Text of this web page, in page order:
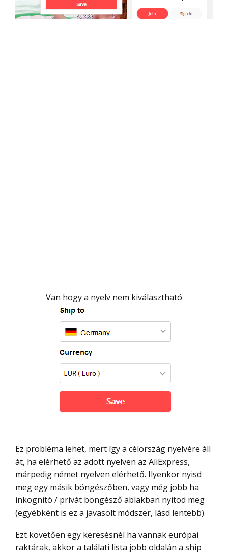
Van hogy a nyelv nem kiválasztható
Ez probléma lehet, mert így a célország nyelvére áll
át, ha elérhető az adott nyelven az AliExpress,
márpedig német nyelven elérhető. Ilyenkor nyisd
meg egy másik böngészőben, vagy még jobb ha
inkognitó / privát böngésző ablakban nyitod meg
(egyébként is ez a javasolt módszer, lásd lentebb).
Ezt követően egy keresésnél ha vannak európai
raktárak, akkor a találati lista jobb oldalán a ship